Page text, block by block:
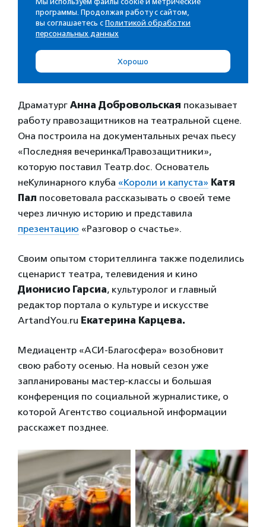
Драматург Анна Добровольская показывает
работу правозащитников на театральной сцене.
Она построила на документальных речах пьесу
«Последняя вечеринка/Правозащитники»,
которую поставил Театр.doc. Основатель
неКулинарного клуба «Короли и капуста» Катя
Пал посоветовала рассказывать о своей теме
через личную историю и представила
презентацию «Разговор о счастье».
Своим опытом сторителлинга также поделились
сценарист театра, телевидения и кино
Дионисио Гарсиа, культуролог и главный
редактор портала о культуре и искусстве
ArtandYou.ru Екатерина Карцева.
Медиацентр «АСИ-Благосфера» возобновит
свою работу осенью. На новый сезон уже
запланированы мастер-классы и большая
конференция по социальной журналистике, о
которой Агентство социальной информации
расскажет позднее.